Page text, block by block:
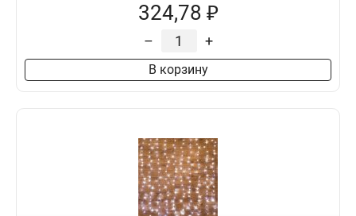
324,78 ₽
– +
В корзину